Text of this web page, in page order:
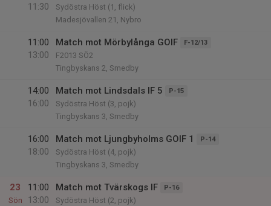
11:30
Sydöstra Höst (1, flick)
Madesjövallen 21, Nybro
11:00
13:00
Match mot Mörbylånga GOIF F-12/13
F2013 SÖ2
Tingbyskans 2, Smedby
14:00
16:00
Match mot Lindsdals IF 5 P-15
Sydöstra Höst (3, pojk)
Tingbyskans 3, Smedby
16:00
18:00
Match mot Ljungbyholms GOIF 1 P-14
Sydöstra Höst (4, pojk)
Tingbyskans 3, Smedby
23
Sön
11:00
13:00
Match mot Tvärskogs IF P-16
Sydöstra Höst (2, pojk)